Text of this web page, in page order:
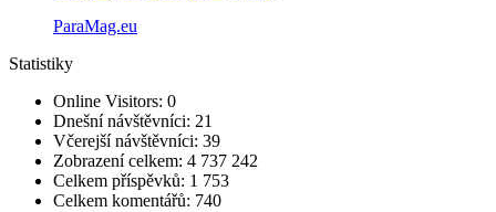
ParaMag.eu
Statistiky
Online Visitors: 0
Dnešní návštěvníci: 21
Včerejší návštěvníci: 39
Zobrazení celkem: 4 737 242
Celkem příspěvků: 1 753
Celkem komentářů: 740